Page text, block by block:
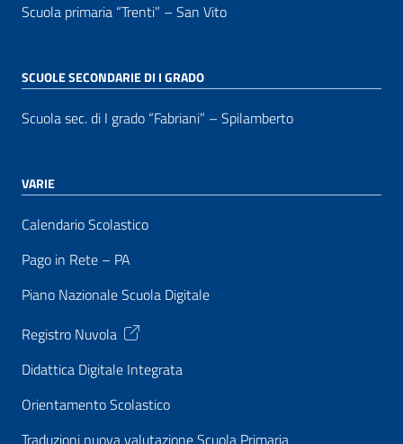
Scuola primaria “Trenti” – San Vito
SCUOLE SECONDARIE DI I GRADO
Scuola sec. di I grado “Fabriani” – Spilamberto
VARIE
Calendario Scolastico
Pago in Rete – PA
Piano Nazionale Scuola Digitale
Registro Nuvola
Didattica Digitale Integrata
Orientamento Scolastico
Traduzioni nuova valutazione Scuola Primaria